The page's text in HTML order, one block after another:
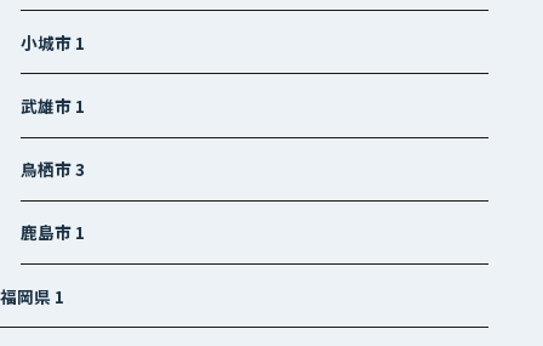
小城市 1
武雄市 1
鳥栖市3
鹿島市 1
福岡県 1